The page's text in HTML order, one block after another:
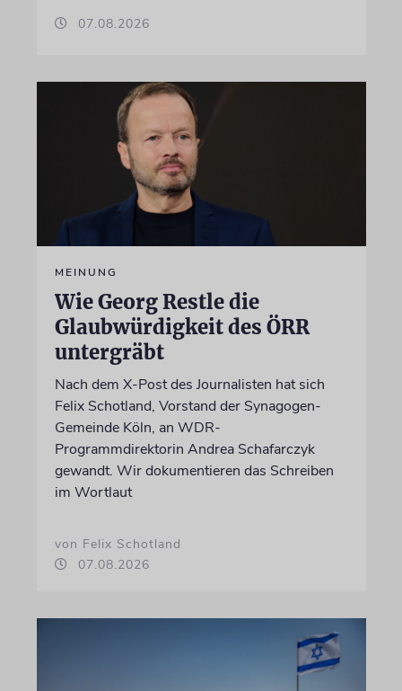
07.08.2026
MEINUNG
Wie Georg Restle die
Glaubwürdigkeit des ÖRR
untergräbt
Nach dem X-Post des Journalisten hat sich
Felix Schotland, Vorstand der Synagogen-
Gemeinde Köln, an WDR-
Programmdirektorin Andrea Schafarczyk
gewandt. Wir dokumentieren das Schreiben
im Wortlaut
von Felix Schotland
07.08.2026